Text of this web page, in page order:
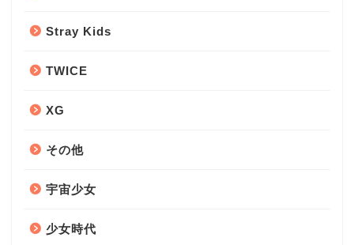
Stray Kids
TWICE
XG
その他
宇宙少女
少女時代